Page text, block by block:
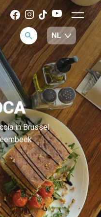
in Brussel